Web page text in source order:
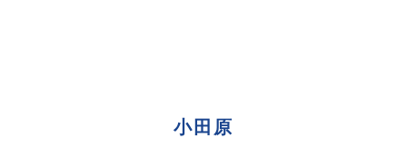
小田原